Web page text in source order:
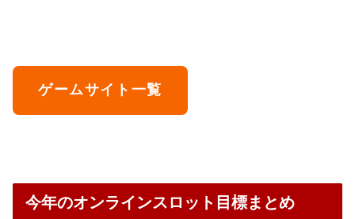
ゲームサイト一覧
今年のオンラインスロット目標まとめ